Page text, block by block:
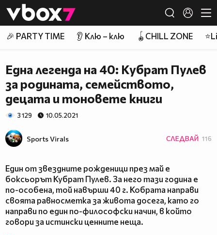
👾
🎉 PARTY TIME 👂 Клю – клю 🪀CHILL ZONE
Една легенда на 40: Кубрат Пулев
за родината, семейството,
децата и тоновете книги
3 129 10.05.2021
Sports Virals СЛЕДВАЙ 116
Един от звездните рожденици през май е
боксьорът Кубрат Пулев. За него тази година е
по-особена, той навърши 40 г. Кобрата направи
своята равносметка за живота досега, като го
направи по един по-философски начин, в който
говори за истински ценните неща.